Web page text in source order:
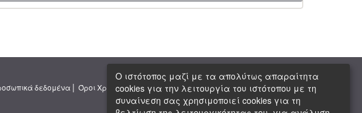
δεδομένα | Όροι Χρήσης | Πνευματική Ιδιοκτησία| Copyright © 2026 ΕΙΕ
Ο ιστότοπος μαζί με τα απολύτως απαραίτητα
cookies για την λειτουργία του ιστότοπου με τη
συναίνεση σας χρησιμοποιεί cookies για τη